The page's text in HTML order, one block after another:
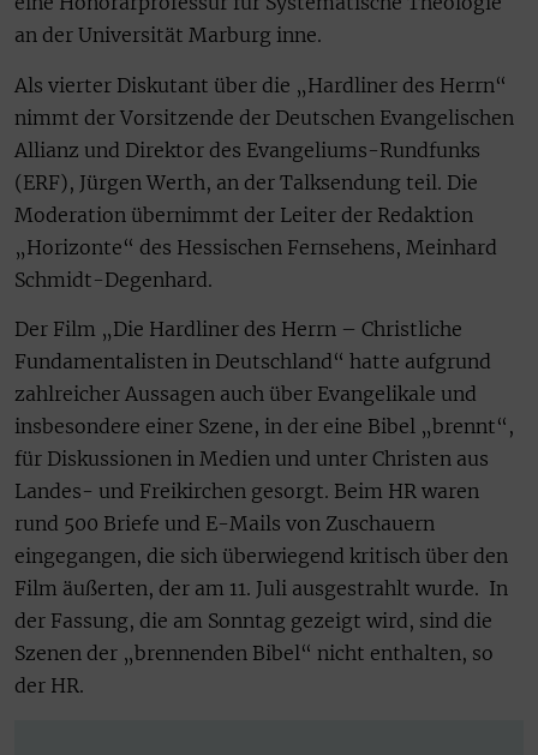
an der Universität Marburg inne.
Als vierter Diskutant über die „Hardliner des Herrn“
nimmt der Vorsitzende der Deutschen Evangelischen
Allianz und Direktor des Evangeliums-Rundfunks
(ERF), Jürgen Werth, an der Talksendung teil. Die
Moderation übernimmt der Leiter der Redaktion
„Horizonte“ des Hessischen Fernsehens, Meinhard
Schmidt-Degenhard.
Der Film „Die Hardliner des Herrn – Christliche
Fundamentalisten in Deutschland“ hatte aufgrund
zahlreicher Aussagen auch über Evangelikale und
insbesondere einer Szene, in der eine Bibel „brennt“,
für Diskussionen in Medien und unter Christen aus
Landes- und Freikirchen gesorgt. Beim HR waren
rund 500 Briefe und E-Mails von Zuschauern
eingegangen, die sich überwiegend kritisch über den
Film äußerten, der am 11. Juli ausgestrahlt wurde. In
der Fassung, die am Sonntag gezeigt wird, sind die
Szenen der „brennenden Bibel“ nicht enthalten, so
der HR.